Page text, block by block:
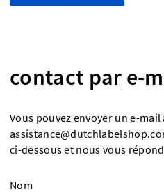
contact par e-
Vous pouvez envoyer un e-mail
ci-dessous et nous vous
Nom